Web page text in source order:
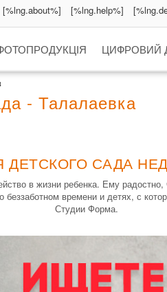
[%lng.about%] [%lng.help%]
ЦИФРОВИЙ
- Талалаевка
САДА
в жизни ребенка. Ему
времени и детях, с
Студии Форма.